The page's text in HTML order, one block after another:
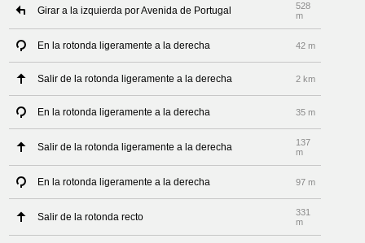
Girar a la izquierda por Avenida de Portugal
528
m
En la rotonda ligeramente a la derecha 42 m
Salir de la rotonda ligeramente a la derecha 2 km
En la rotonda ligeramente a la derecha 35 m
Salir de la rotonda ligeramente a la derecha
137
m
En la rotonda ligeramente a la derecha 97 m
Salir de la rotonda recto
331
m